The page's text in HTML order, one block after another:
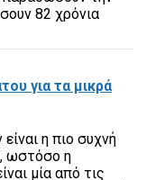
82 χρόνια
για τα μικρά
η πιο συχνή
ωστόσο η
μία από τις